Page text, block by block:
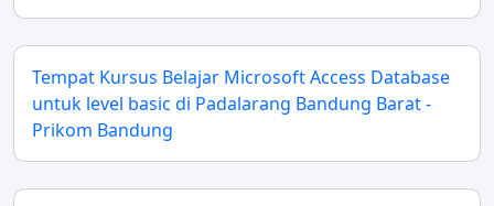
Tempat Kursus Belajar Microsoft Access Database
untuk level basic di Padalarang Bandung Barat -
Prikom Bandung